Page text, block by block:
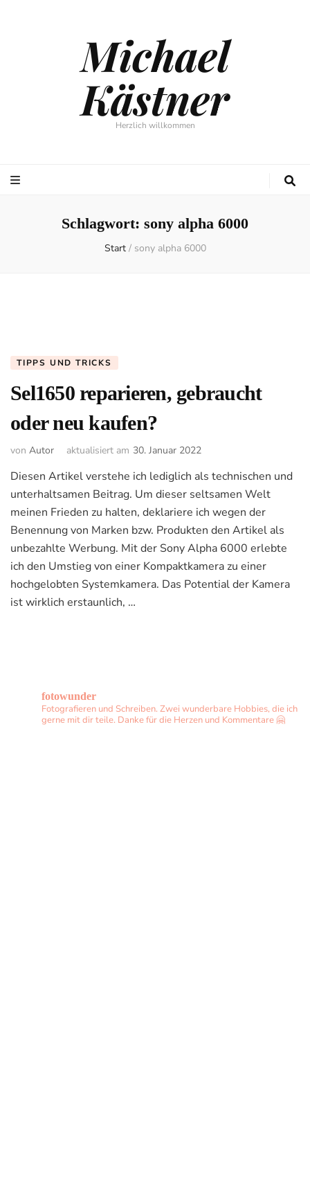
Michael
Kästner
Herzlich willkommen
Schlagwort: sony alpha 6000
Start / sony alpha 6000
TIPPS UND TRICKS
Sel1650 reparieren, gebraucht
oder neu kaufen?
von Autor aktualisiert am 30. Januar 2022
Diesen Artikel verstehe ich lediglich als technischen und
unterhaltsamen Beitrag. Um dieser seltsamen Welt
meinen Frieden zu halten, deklariere ich wegen der
Benennung von Marken bzw. Produkten den Artikel als
unbezahlte Werbung. Mit der Sony Alpha 6000 erlebte
ich den Umstieg von einer Kompaktkamera zu einer
hochgelobten Systemkamera. Das Potential der Kamera
ist wirklich erstaunlich, …
fotowunder
Fotografieren und Schreiben. Zwei wunderbare Hobbies, die ich
gerne mit dir teile. Danke für die Herzen und Kommentare 🤗